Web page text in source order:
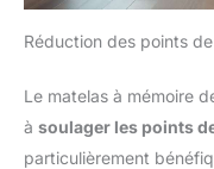
Réduction des points
Le matelas à mémoire
à soulager les points
particulièrement